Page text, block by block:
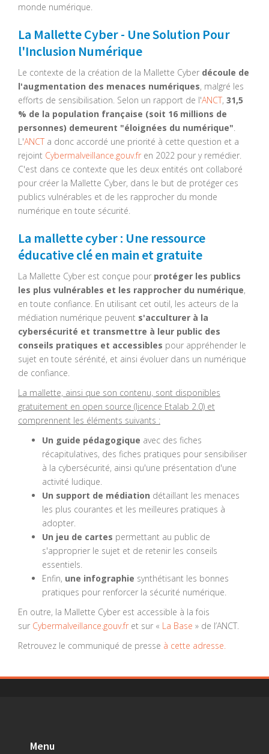
monde numérique.
La Mallette Cyber - Une Solution Pour
l'Inclusion Numérique
Le contexte de la création de la Mallette Cyber découle de
l'augmentation des menaces numériques, malgré les
efforts de sensibilisation. Selon un rapport de l'ANCT, 31,5
% de la population française (soit 16 millions de
personnes) demeurent "éloignées du numérique".
L'ANCT a donc accordé une priorité à cette question et a
rejoint Cybermalveillance.gouv.fr en 2022 pour y remédier.
C'est dans ce contexte que les deux entités ont collaboré
pour créer la Mallette Cyber, dans le but de protéger ces
publics vulnérables et de les rapprocher du monde
numérique en toute sécurité.
La mallette cyber : Une ressource
éducative clé en main et gratuite
La Mallette Cyber est conçue pour protéger les publics
les plus vulnérables et les rapprocher du numérique,
en toute confiance. En utilisant cet outil, les acteurs de la
médiation numérique peuvent s'acculturer à la
cybersécurité et transmettre à leur public des
conseils pratiques et accessibles pour appréhender le
sujet en toute sérénité, et ainsi évoluer dans un numérique
de confiance.
La mallette, ainsi que son contenu, sont disponibles
gratuitement en open source (licence Etalab 2.0) et
comprennent les éléments suivants :
Un guide pédagogique avec des fiches
récapitulatives, des fiches pratiques pour sensibiliser
à la cybersécurité, ainsi qu'une présentation d'une
activité ludique.
Un support de médiation détaillant les menaces
les plus courantes et les meilleures pratiques à
adopter.
Un jeu de cartes permettant au public de
s'approprier le sujet et de retenir les conseils
essentiels.
Enfin, une infographie synthétisant les bonnes
pratiques pour renforcer la sécurité numérique.
En outre, la Mallette Cyber est accessible à la fois
sur Cybermalveillance.gouv.fr et sur « La Base » de l’ANCT.
Retrouvez le communiqué de presse à cette adresse.
Menu